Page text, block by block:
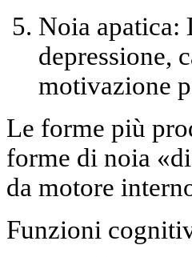
Noia apatica:
depressione,
motivazione
Le forme più
forme di noia
da motore
Funzioni